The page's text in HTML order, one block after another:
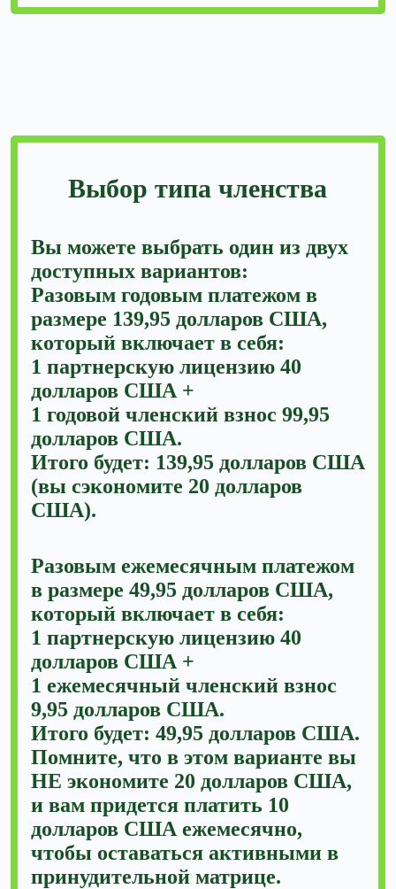
Выбор типа членства
Вы можете выбрать один из двух
доступных вариантов:
Разовым годовым платежом в
размере 139,95 долларов США,
который включает в себя:
1 партнерскую лицензию 40
долларов США +
1 годовой членский взнос 99,95
долларов США.
Итого будет: 139,95 долларов США
(вы сэкономите 20 долларов
США).
Разовым ежемесячным платежом
в размере 49,95 долларов США,
который включает в себя:
1 партнерскую лицензию 40
долларов США +
1 ежемесячный членский взнос
9,95 долларов США.
Итого будет: 49,95 долларов США.
Помните, что в этом варианте вы
НЕ экономите 20 долларов США,
и вам придется платить 10
долларов США ежемесячно,
чтобы оставаться активными в
принудительной матрице.